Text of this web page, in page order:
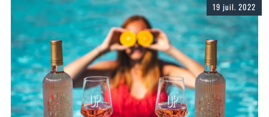
19 juil. 2022